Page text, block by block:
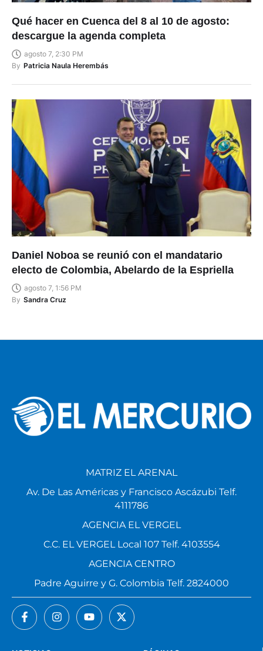
Qué hacer en Cuenca del 8 al 10 de agosto:
descargue la agenda completa
agosto 7, 2:30 PM
By Patricia Naula Herembás
Daniel Noboa se reunió con el mandatario
electo de Colombia, Abelardo de la Espriella
agosto 7, 1:56 PM
By Sandra Cruz
MATRIZ EL ARENAL
Av. De Las Américas y Francisco Ascázubi Telf.
4111786
AGENCIA EL VERGEL
C.C. EL VERGEL Local 107 Telf. 4103554
AGENCIA CENTRO
Padre Aguirre y G. Colombia Telf. 2824000